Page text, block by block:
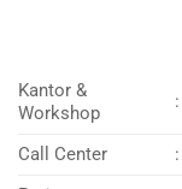
Kantor &
Workshop
:
Call Center
: